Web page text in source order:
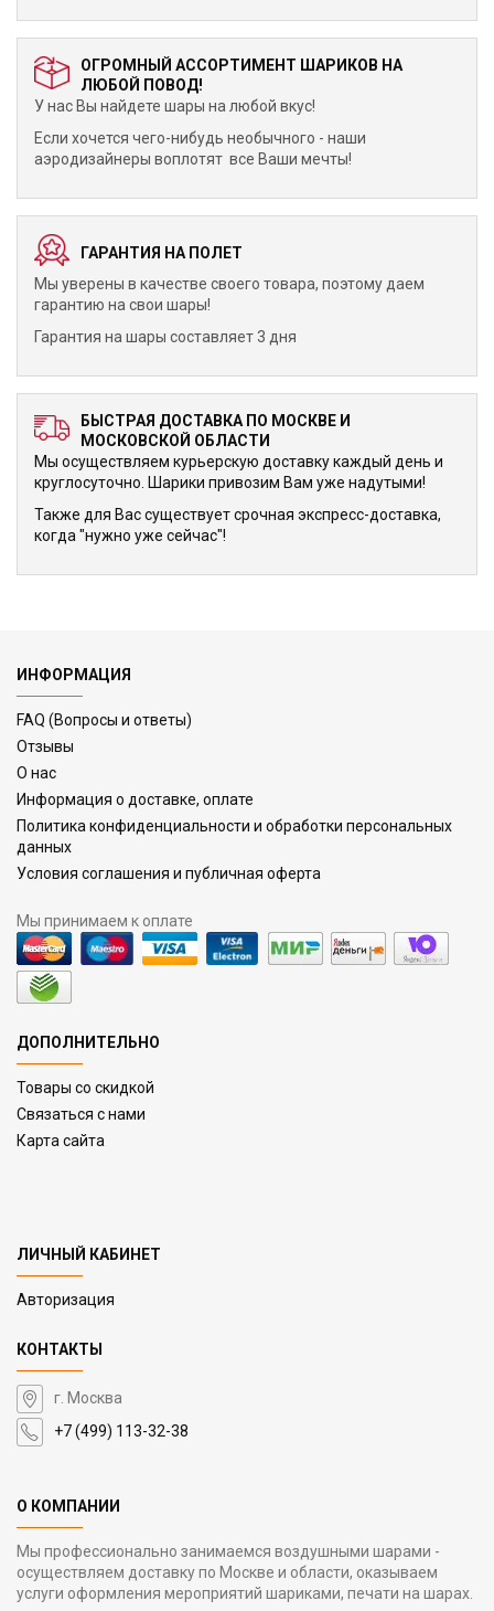
ОГРОМНЫЙ АССОРТИМЕНТ ШАРИКОВ НА
ЛЮБОЙ ПОВОД!
У нас Вы найдете шары на любой вкус!
Если хочется чего-нибудь необычного - наши
аэродизайнеры воплотят все Ваши мечты!
ГАРАНТИЯ НА ПОЛЕТ
Мы уверены в качестве своего товара, поэтому даем
гарантию на свои шары!
Гарантия на шары составляет 3 дня
БЫСТРАЯ ДОСТАВКА ПО МОСКВЕ И
МОСКОВСКОЙ ОБЛАСТИ
Мы осуществляем курьерскую доставку каждый день и
круглосуточно. Шарики привозим Вам уже надутыми!
Также для Вас существует срочная экспресс-доставка,
когда "нужно уже сейчас"!
ИНФОРМАЦИЯ
FAQ (Вопросы и ответы)
Отзывы
О нас
Информация о доставке, оплате
Политика конфиденциальности и обработки персональных
данных
Условия соглашения и публичная оферта
Мы принимаем к оплате
ДОПОЛНИТЕЛЬНО
Товары со скидкой
Связаться с нами
Карта сайта
ЛИЧНЫЙ КАБИНЕТ
Авторизация
КОНТАКТЫ
г. Москва
+7 (499) 113-32-38
О КОМПАНИИ
Мы профессионально занимаемся воздушными шарами -
осуществляем доставку по Москве и области, оказываем
услуги оформления мероприятий шариками, печати на шарах.